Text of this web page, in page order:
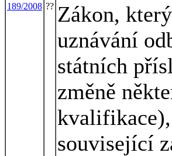
189/2008 ?? Zákon,
uznávání
státních
změně
související